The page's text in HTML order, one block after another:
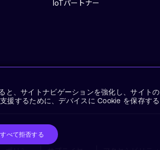
IoTパートナー
と、サイトナビゲーションを強化し、サイトの
援するために、デバイスに Cookie を保存する
すべて拒否する